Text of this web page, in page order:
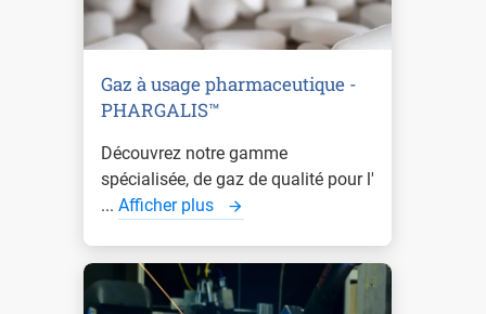
Gaz à usage pharmaceutique -
PHARGALIS™
Découvrez notre gamme
spécialisée, de gaz de qualité pour l'
... Afficher plus